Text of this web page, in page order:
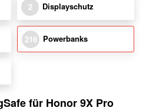
2 Displayschutz
216 Powerbanks
für Honor 9X Pro